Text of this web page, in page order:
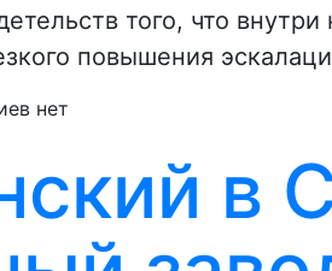
того, что
повышения
нет
в